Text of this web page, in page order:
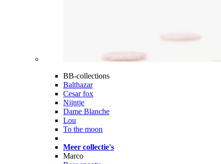
BB-collections
Balthazar
Cesar fox
Nijntje
Dame Blanche
Lou
To the moon
Meer collectie's
Marco